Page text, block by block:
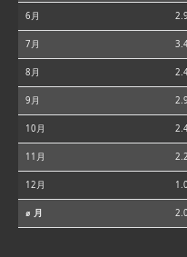
6月
7月
8月
9月
10月
11月
12月
⌀ 月